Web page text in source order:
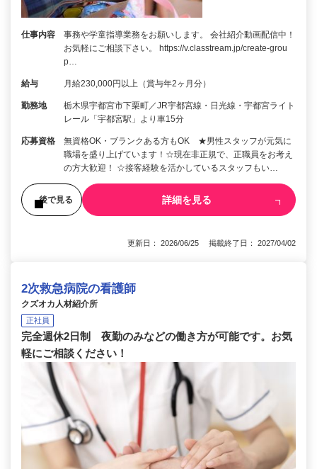
仕事内容
事務や学童指導業務をお願いします。 会社紹介動画配信中！
お気軽にご相談下さい。 https://v.classtream.jp/create-grou
p…
給与 月給230,000円以上（賞与年2ヶ月分）
勤務地
栃木県宇都宮市下栗町／JR宇都宮線・日光線・宇都宮ライト
レール「宇都宮駅」より車15分
応募資格
無資格OK・ブランクある方もOK ★男性スタッフが元気に
職場を盛り上げています！☆現在非正規で、正職員をお考え
の方大歓迎！ ☆接客経験を活かしているスタッフもい…
後で見る 詳細を見る
更新日： 2026/06/25 掲載終了日： 2027/04/02
2次救急病院の看護師
クズオカ人材紹介所
正社員
完全週休2日制 夜勤のみなどの働き方が可能です。お気
軽にご相談ください！